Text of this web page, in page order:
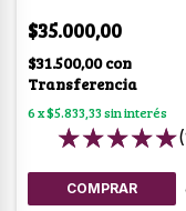
$35.000,00
$31.500,00con
Transferencia
6x$5.833,33sin interés